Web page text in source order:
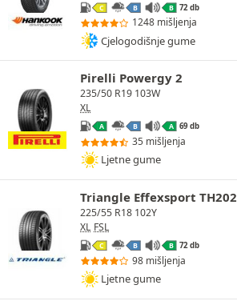
C B B 72 db
1248 mišljenja
Cjelogodišnje gume
Pirelli Powergy 2
235/50 R19 103W
XL
A B A 69 db
35 mišljenja
Ljetne gume
Triangle Effexsport TH202
225/55 R18 102Y
XL FSL
C B B 72 db
98 mišljenja
Ljetne gume